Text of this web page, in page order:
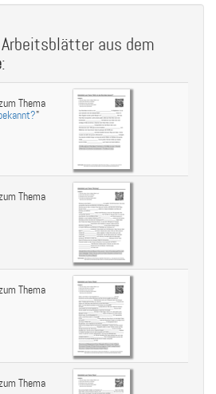
aus dem
:
Thema
"
Thema
Thema
Thema